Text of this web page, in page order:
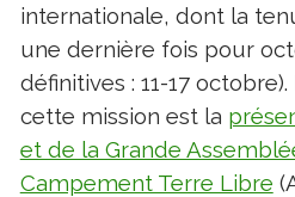
internationale, dont la
une dernière fois pour
définitives : 11-17
cette mission est la
et de la Grande
Campement Terre Libre